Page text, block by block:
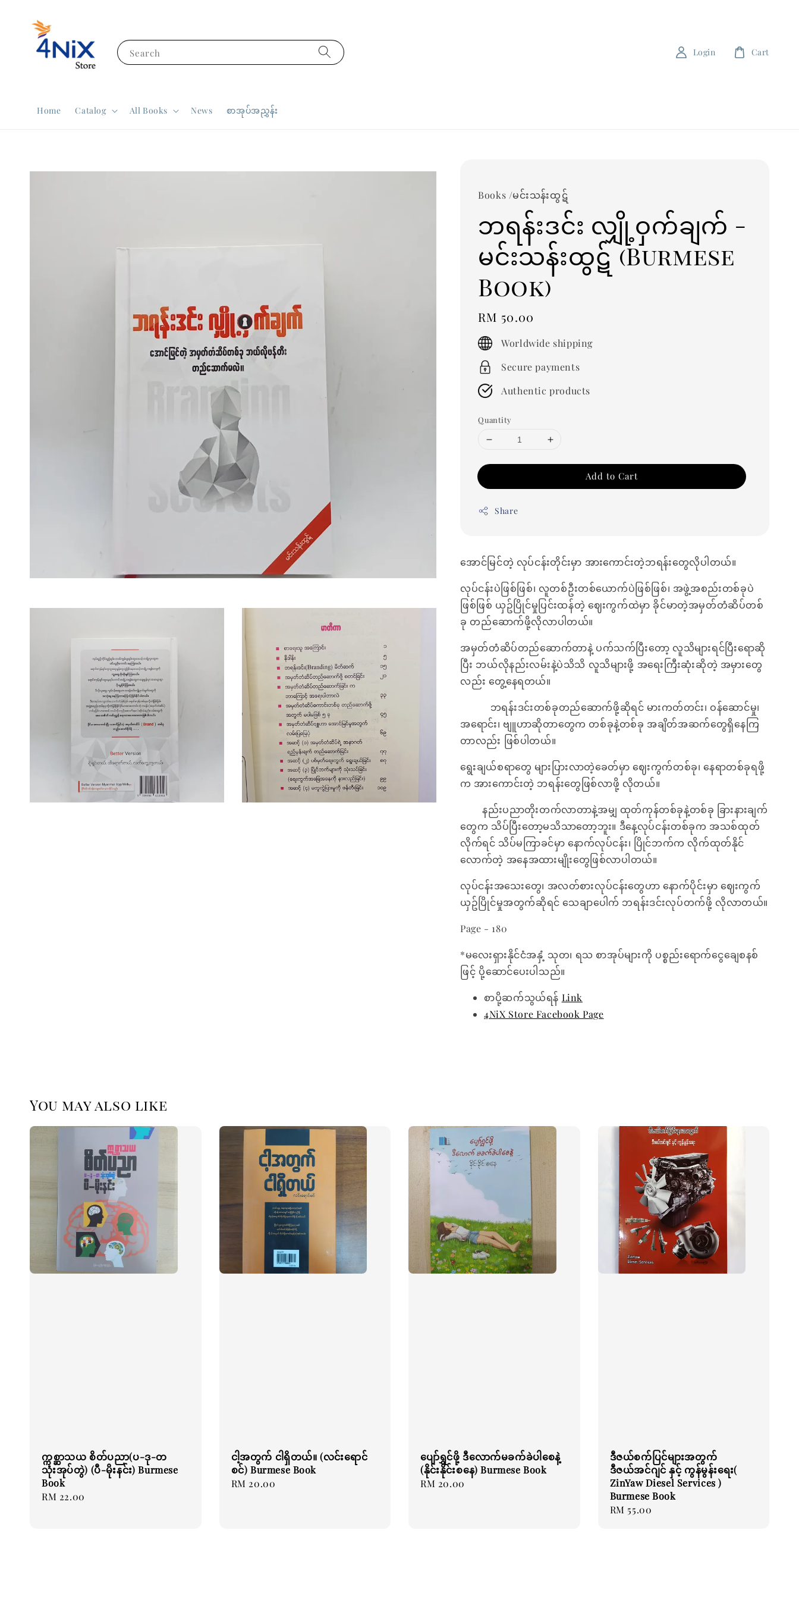
Search
Home Catalog All Books News စာအုပ်အညွှန်း
Login Cart
Books /မင်းသန်းထွ⁠⁠ဋ်
ဘရန်းဒင်း လျှို့ဝှက်ချက် -
မင်းသန်းထွ⁠⁠ဋ် (Burmese
Book)
Regular
price
RM 50.00
Worldwide shipping
Secure payments
Authentic products
Quantity
Add to Cart
Share
အောင်မြင်တဲ့ လုပ်ငန်းတိုင်းမှာ အားကောင်းတဲ့ဘရန်းတွေလိုပါတယ်။
လုပ်ငန်းပဲဖြစ်ဖြစ်၊ လူတစ်ဦးတစ်ယောက်ပဲဖြစ်ဖြစ်၊ အဖွဲ့အစည်းတစ်ခုပဲ
ဖြစ်ဖြစ် ယှဥ်ပြိုင်မှုပြင်းထန်တဲ့ ဈေးကွက်ထဲမှာ ခိုင်မာတဲ့အမှတ်တံဆိပ်တစ်
ခု တည်ဆောက်ဖို့လိုလာပါတယ်။
အမှတ်တံဆိပ်တည်ဆောက်တာနဲ့ ပက်သက်ပြီးတော့ လူသိများရင်ပြီးရောဆို
ပြီး ဘယ်လိုနည်းလမ်းနဲ့ပဲသိသိ လူသိများဖို့ အရေးကြီးဆုံးဆိုတဲ့ အမှားတွေ
လည်း တွေ့နေရတယ်။
ဘရန်းဒင်းတစ်ခုတည်ဆောက်ဖို့ဆိုရင် မားကတ်တင်း၊ ဝန်ဆောင်မှု၊
အရောင်း၊ ဗျူဟာဆိုတာတွေက တစ်ခုနဲ့တစ်ခု အချိတ်အဆက်တွေရှိနေကြ
တာလည်း ဖြစ်ပါတယ်။
ရွေးချယ်စရာတွေ များပြားလာတဲ့ခေတ်မှာ ဈေးကွက်တစ်ခု၊ နေရာတစ်ခုရဖို့
က အားကောင်းတဲ့ ဘရန်းတွေဖြစ်လာဖို့ လိုတယ်။
နည်းပညာတိုးတက်လာတာနဲ့အမျှ ထုတ်ကုန်တစ်ခုနဲ့တစ်ခု ခြားနားချက်
တွေက သိပ်ပြီးတော့မသိသာတော့ဘူး။ ဒီနေ့လုပ်ငန်းတစ်ခုက အသစ်ထုတ်
လိုက်ရင် သိပ်မကြာခင်မှာ နောက်လုပ်ငန်း၊ ပြိုင်ဘက်က လိုက်ထုတ်နိုင်
လောက်တဲ့ အနေအထားမျိုးတွေဖြစ်လာပါတယ်။
လုပ်ငန်းအသေးတွေ၊ အလတ်စားလုပ်ငန်းတွေဟာ နောက်ပိုင်းမှာ ဈေးကွက်
ယှဥ်ပြိုင်မှုအတွက်ဆိုရင် သေချာပေါက် ဘရန်းဒင်းလုပ်တက်ဖို့ လိုလာတယ်။
Page - 180
*မလေးရှားနိုင်ငံအနှံ့ သုတ၊ ရသ စာအုပ်များကို ပစ္စည်းရောက်ငွေချေစနစ်
ဖြင့် ပို့ဆောင်ပေးပါသည်။
စာပို့ဆက်သွယ်ရန် Link
4NiX Store Facebook Page
You may also like
က္ကစ္ဆာသယ စိတ်ပညာ(ပ-ဒု-တ
သုံးအုပ်တွဲ) (ပီ-မိုးနင်း) Burmese
Book
Regular
RM 22.00
ငါ့အတွက် ငါရှိတယ်။ (လင်းရောင်
စင်) Burmese Book
Regular
RM 20.00
ပျော်ရွှင်ဖို့ ဒီလောက်မခက်ခဲပါစေနဲ့
(နိုင်းနိုင်းစနေ) Burmese Book
Regular
RM 20.00
ဒီဇယ်စက်ပြင်များအတွက်
ဒီဇယ်အင်ဂျင် နှင့် ကွန်မွန်းရေး(
ZinYaw Diesel Services )
Burmese Book
Regular
RM 55.00